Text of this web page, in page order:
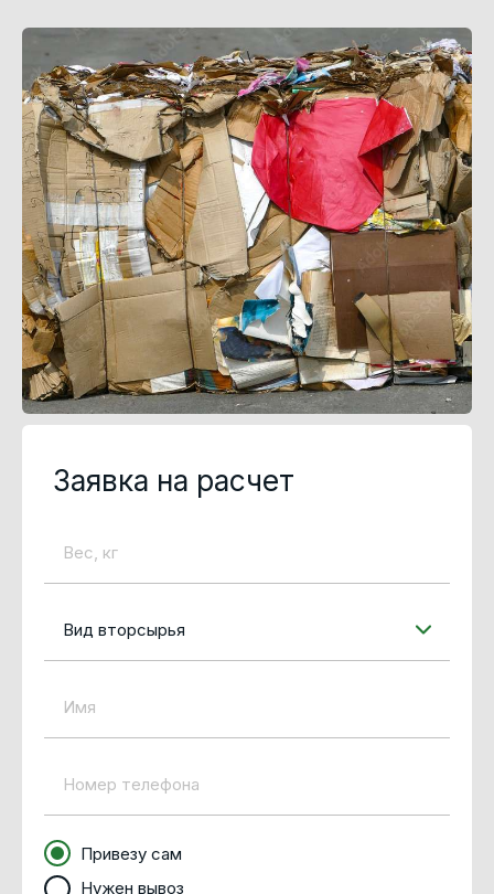
Заявка на расчет
Вид вторсырья
Привезу сам
Нужен вывоз